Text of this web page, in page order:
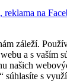
reklama na
záleží.
a s vaším
našich
súhlasíte s